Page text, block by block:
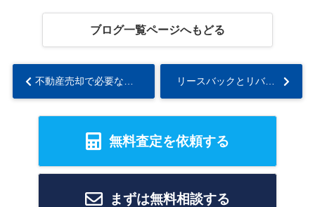
ブログ一覧ページへもどる
リースバックとリバースモーゲージの違いとは？メリットやデメリットも解説...
無料査定を依頼する
まずは無料相談する